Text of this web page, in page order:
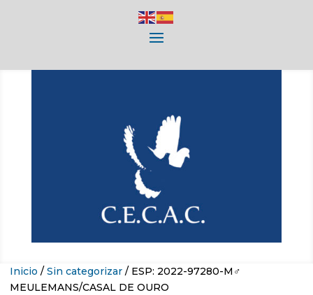
Inicio / Sin categorizar / ESP: 2022-97280-M♂
MEULEMANS/CASAL DE OURO